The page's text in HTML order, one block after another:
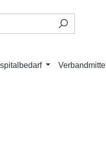
Verbandmittel